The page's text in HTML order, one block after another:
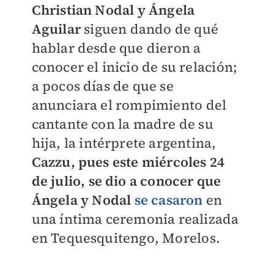
Christian Nodal y Ángela
Aguilarsiguen dando de qué
hablar desde que dieron a
conocer el inicio de su relación;
a pocos días de que se
anunciara el rompimiento del
cantante con la madre de su
hija, la intérprete argentina,
Cazzu, pues este miércoles 24
de julio, se dio a conocer que
Ángela y Nodal se casaron en
una íntima ceremonia realizada
en Tequesquitengo, Morelos.